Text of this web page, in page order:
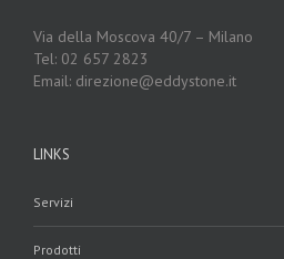
Via della Moscova 40/7 – Milano
Tel: 02 657 2823
Email: direzione@eddystone.it
LINKS
Servizi
Prodotti